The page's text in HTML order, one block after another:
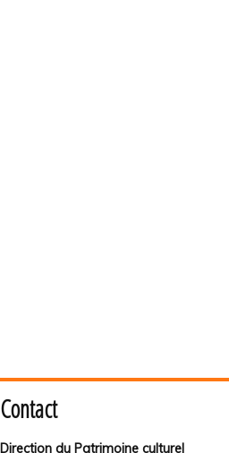
Contact
Direction du Patrimoine culturel